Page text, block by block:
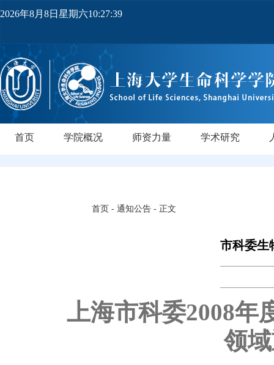
2026年8月8日星期六10:27:41
首页 学院概况 师资力量 学术研究
首页 - 通知公告 - 正文
市科委生
上海市科委2008年
领